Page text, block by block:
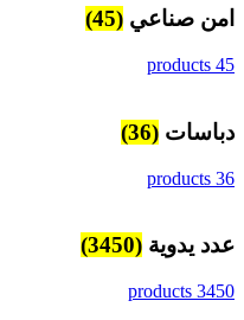
امن صناعي (45)
45 products
دباسات (36)
36 products
عدد يدوية (3450)
3450 products